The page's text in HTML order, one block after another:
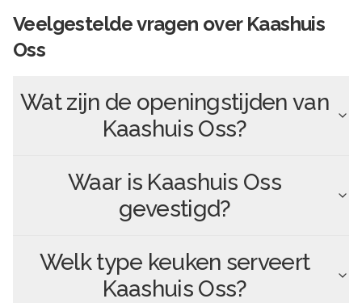
Veelgestelde vragen over Kaashuis
Oss
Wat zijn de openingstijden van
Kaashuis Oss?
Waar is Kaashuis Oss
gevestigd?
Welk type keuken serveert
Kaashuis Oss?